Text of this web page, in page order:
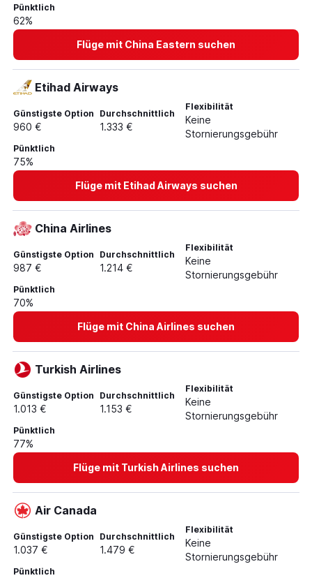
Pünktlich
62%
Flüge mit China Eastern suchen
Etihad Airways
Günstigste Option
960 €
Durchschnittlich
1.333 €
Flexibilität
Keine
Stornierungsgebühr
Pünktlich
75%
Flüge mit Etihad Airways suchen
China Airlines
Günstigste Option
987 €
Durchschnittlich
1.214 €
Flexibilität
Keine
Stornierungsgebühr
Pünktlich
70%
Flüge mit China Airlines suchen
Turkish Airlines
Günstigste Option
1.013 €
Durchschnittlich
1.153 €
Flexibilität
Keine
Stornierungsgebühr
Pünktlich
77%
Flüge mit Turkish Airlines suchen
Air Canada
Günstigste Option
1.037 €
Durchschnittlich
1.479 €
Flexibilität
Keine
Stornierungsgebühr
Pünktlich